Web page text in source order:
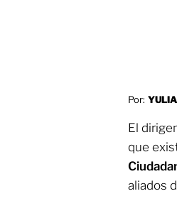
Por:
El
que
aliados